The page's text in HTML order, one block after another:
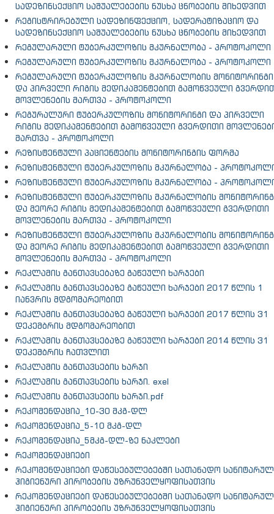
სადეზინსექციო საშუალებების ნუსხა ცნობების მიხედვით
რეგისტრირებული სადეზინფექციო, სადერატიზაციო და
სადეზინსექციო საშუალებების ნუსხა ცნობების მიხედვით
რეგულარული ტუბერკულოზის მკურნალობა - პროტოკოლი
რეგულარული ტუბერკულოზის მკურნალობა - პროტოკოლი
რეგულარული ტუბერკულოზის მკურნალობის მონიტორინგი
და პირველი რიგის მედიკამენტებით გამოწვეული
მოვლენების მართვა - პროტოკოლი
რეგურალური ტუბერკულოზის მონიტორინგი და პირველი
რიგის მედიკამენტებით გამოწვეული გვერდითი
მართვა - პროტოკოლი
რეზისტენტული პაციენტების მონიტორინგის ფორმა
რეზისტენტული ტუბერკულოზის მკურნალობა -
რეზისტენტული ტუბერკულოზის მკურნალობა -
რეზისტენტული ტუბერკულოზის მკურნალობის
და მეორე რიგის მედიკამენტებით გამოწვეული გვერდითი
მოვლენების მართვა - პროტოკოლი
რეზისტენტული ტუბერკულოზის მკურნალობის
და მეორე რიგის მედიკამენტებით გამოწვეული გვერდითი
მოვლენების მართვა - პროტოკოლი
რეკლამის განთავსებაზე გაწეული ხარჯები
რეკლამის განთავსებაზე გაწეული ხარჯები 2017 წლის 1
იანვრის მდგომარეობით
რეკლამის განთავსებაზე გაწეული ხარჯები 2017 წლის 31
დეკემბრის მდგომარეობით
რეკლამის განთავსებაზე გაწეული ხარჯები 2014 წლის 31
დეკემბრის ჩათვლით
რეკლამის განთავსების ხარჯი
რეკლამის განთავსების ხარჯი. exel
რეკლამის განთავსების ხარჯი.pdf
რეკომენდაცია_10-30 მკგ-დლ
რეკომენდაცია_5-10 მკგ-დლ
რეკომენდაცია_5მკგ-დლ-ზე ნაკლები
რეკომენდაციები
რეკომენდაციები დაწესებულებებში სათანადო
ჰიგიენური პირობების უზრუნველყოფისათვის
რეკომენდაციები დაწესებულებებში სათანადო
ჰიგიენური პირობების უზრუნველყოფისათვის